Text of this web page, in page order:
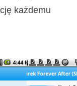
każdemu